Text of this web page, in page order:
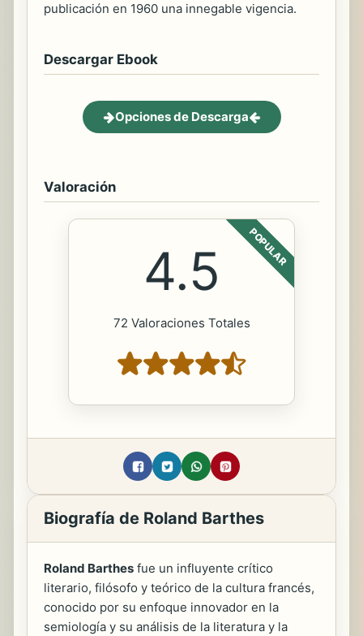
publicación en 1960 una innegable vigencia.
Descargar Ebook
Opciones de Descarga
Valoración
POPULAR
4.5
72 Valoraciones Totales
Biografía de Roland Barthes
Roland Barthes fue un influyente crítico
literario, filósofo y teórico de la cultura francés,
conocido por su enfoque innovador en la
semiología y su análisis de la literatura y la